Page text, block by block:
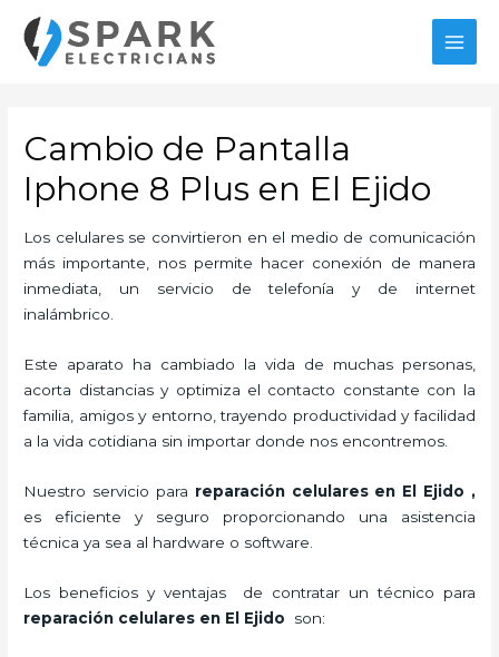
contenido
Cambio de Pantalla
Iphone 8 Plus en El Ejido
Los celulares se convirtieron en el medio de comunicación
más importante, nos permite hacer conexión de manera
inmediata, un servicio de telefonía y de internet
inalámbrico.
Este aparato ha cambiado la vida de muchas personas,
acorta distancias y optimiza el contacto constante con la
familia, amigos y entorno, trayendo productividad y facilidad
a la vida cotidiana sin importar donde nos encontremos.
Nuestro servicio para reparación celulares en El Ejido ,
es eficiente y seguro proporcionando una asistencia
técnica ya sea al hardware o software.
Los beneficios y ventajas de contratar un técnico para
reparación celulares en El Ejido son: